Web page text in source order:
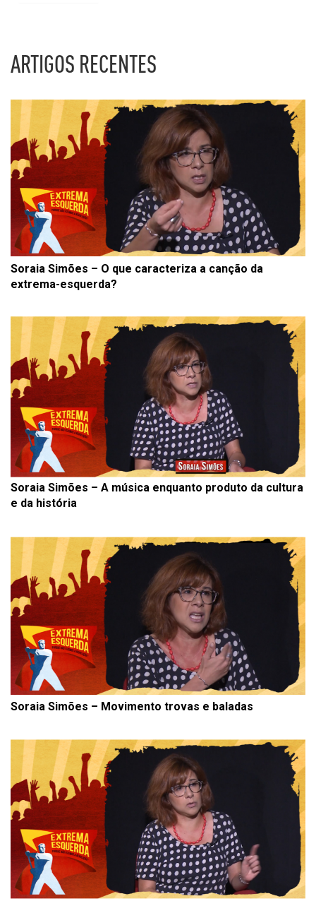
ARTIGOS RECENTES
Soraia Simões – O que caracteriza a canção da
extrema-esquerda?
Soraia Simões – A música enquanto produto da cultura
e da história
Soraia Simões – Movimento trovas e baladas